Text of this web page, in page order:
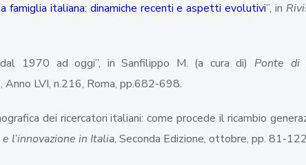
famiglia italiana: dinamiche recenti e aspetti evolutivi”, in
1970 ad oggi”, in Sanfilippo M. (a cura di) Ponte di
Anno LVI, n.216, Roma, pp.682-698.
dei ricercatori italiani: come procede il ricambio
l’innovazione in Italia, Seconda Edizione, ottobre, pp. 81-